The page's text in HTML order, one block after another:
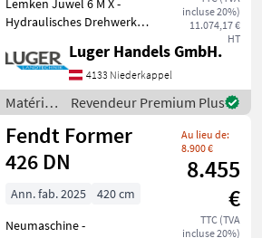
incluse 20%)
11.074,17 €
HT
Hydraulisches Drehwerk
Furchenanzahl 3 - Doppelt
wirkender Drehzylinder -
Vierkantprofilrahmen 110 x
110 x 8 mm - Einstel
Luger Handels GmbH.
4133 Niederkappel
Matériels
de
travail
du sol /
Lemken
Revendeur Premium Plus
Fendt Former
426 DN
Au lieu de:
8.900 €
8.455
€
TTC (TVA
incluse 20%)
Ann. fab. 2025
420 cm
Neumaschine -